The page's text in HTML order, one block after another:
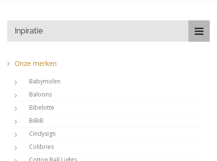
Inpiratie
Onze merken
Babymolen
Baloons
Bibelotte
BiBiB
Cindysign
Colibries